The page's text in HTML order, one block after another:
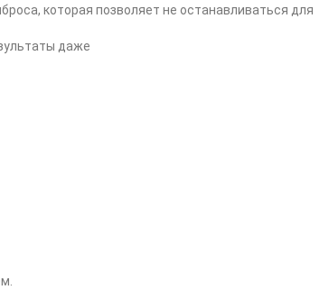
которая позволяет не останавливаться для
даже